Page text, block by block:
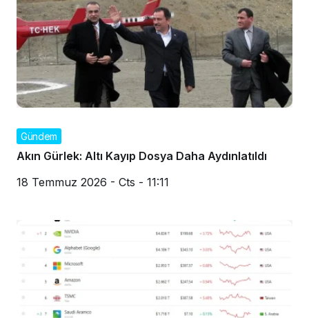
Gündem
Akın Gürlek: Altı Kayıp Dosya Daha Aydınlatıldı
18 Temmuz 2026 - Cts - 11:11